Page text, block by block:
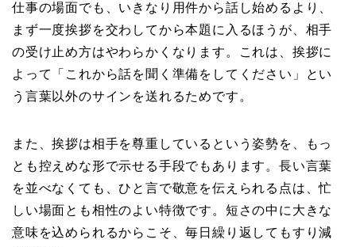
仕事の場面でも、いきなり用件から話し始めるより、
まず一度挨拶を交わしてから本題に入るほうが、相手
の受け止め方はやわらかくなります。これは、挨拶に
よって「これから話を聞く準備をしてください」とい
う言葉以外のサインを送れるためです。
また、挨拶は相手を尊重しているという姿勢を、もっ
とも控えめな形で示せる手段でもあります。長い言葉
を並べなくても、ひと言で敬意を伝えられる点は、忙
しい場面とも相性のよい特徴です。短さの中に大きな
意味を込められるからこそ、毎日繰り返してもすり減